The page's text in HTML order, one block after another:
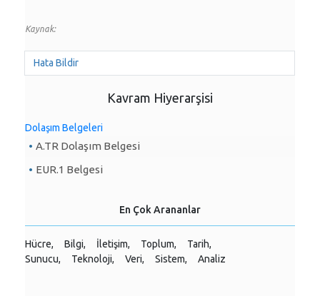
Kaynak:
Hata Bildir
Kavram Hiyerarşisi
Dolaşım Belgeleri
A.TR Dolaşım Belgesi
EUR.1 Belgesi
En Çok Arananlar
Hücre, Bilgi, İletişim, Toplum,
Tarih,
Sunucu,
Teknoloji, Veri, Sistem, Analiz